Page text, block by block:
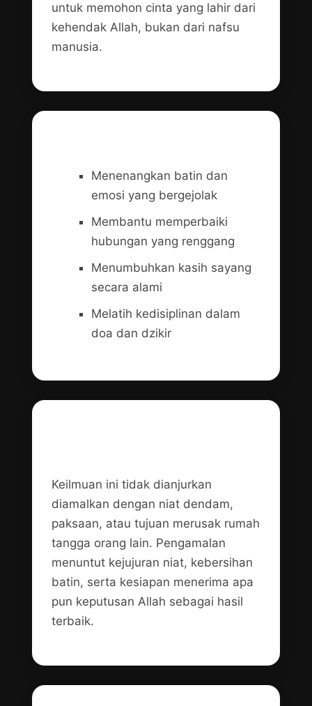
untuk memohon cinta yang lahir dari
kehendak Allah, bukan dari nafsu
manusia.
Menenangkan batin dan
emosi yang bergejolak
Membantu memperbaiki
hubungan yang renggang
Menumbuhkan kasih sayang
secara alami
Melatih kedisiplinan dalam
doa dan dzikir
Keilmuan ini tidak dianjurkan
diamalkan dengan niat dendam,
paksaan, atau tujuan merusak rumah
tangga orang lain. Pengamalan
menuntut kejujuran niat, kebersihan
batin, serta kesiapan menerima apa
pun keputusan Allah sebagai hasil
terbaik.